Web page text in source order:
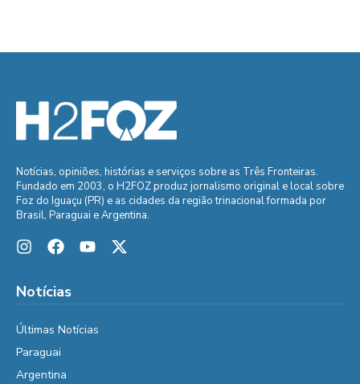
Notícias, opiniões, histórias e serviços sobre as Três Fronteiras.
Fundado em 2003, o H2FOZ produz jornalismo original e local sobre
Foz do Iguaçu (PR) e as cidades da região trinacional formada por
Brasil, Paraguai e Argentina.
Notícias
Últimas Notícias
Paraguai
Argentina